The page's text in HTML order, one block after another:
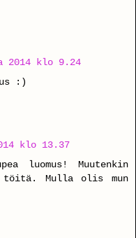
2014 klo 9.24
:)
klo 13.37
luomus! Muutenkin
Mulla olis mun